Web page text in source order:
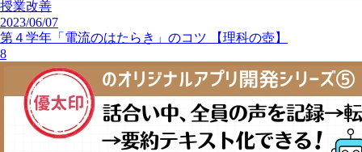
授業改善
2023/06/07
第４学年「電流のはたらき」のコツ 【理科の壺】
8